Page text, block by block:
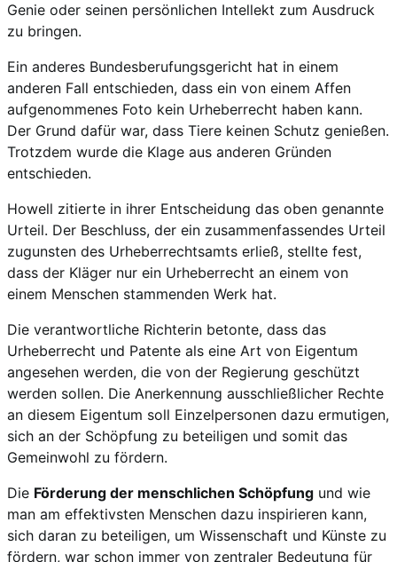
Genie oder seinen persönlichen Intellekt zum Ausdruck
zu bringen.
Ein anderes Bundesberufungsgericht hat in einem
anderen Fall entschieden, dass ein von einem Affen
aufgenommenes Foto kein Urheberrecht haben kann.
Der Grund dafür war, dass Tiere keinen Schutz genießen.
Trotzdem wurde die Klage aus anderen Gründen
entschieden.
Howell zitierte in ihrer Entscheidung das oben genannte
Urteil. Der Beschluss, der ein zusammenfassendes Urteil
zugunsten des Urheberrechtsamts erließ, stellte fest,
dass der Kläger nur ein Urheberrecht an einem von
einem Menschen stammenden Werk hat.
Die verantwortliche Richterin betonte, dass das
Urheberrecht und Patente als eine Art von Eigentum
angesehen werden, die von der Regierung geschützt
werden sollen. Die Anerkennung ausschließlicher Rechte
an diesem Eigentum soll Einzelpersonen dazu ermutigen,
sich an der Schöpfung zu beteiligen und somit das
Gemeinwohl zu fördern.
Die Förderung der menschlichen Schöpfung und wie
man am effektivsten Menschen dazu inspirieren kann,
sich daran zu beteiligen, um Wissenschaft und Künste zu
fördern, war schon immer von zentraler Bedeutung für